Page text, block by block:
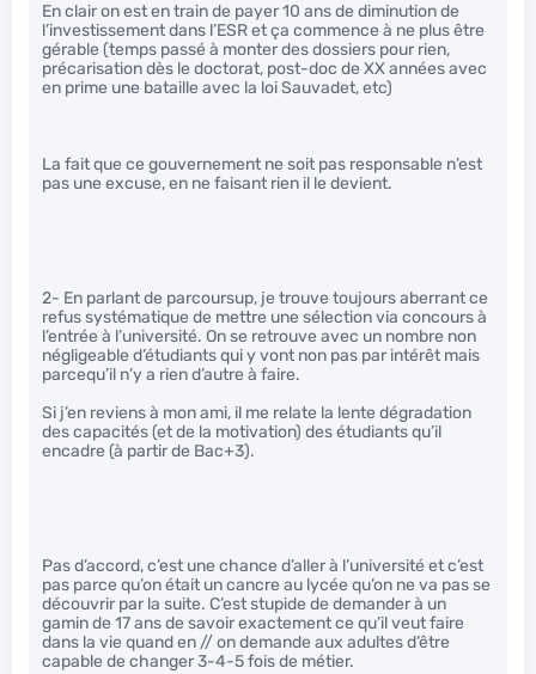
En clair on est en train de payer 10 ans de diminution de
l’investissement dans l’ESR et ça commence à ne plus être
gérable (temps passé à monter des dossiers pour rien,
précarisation dès le doctorat, post-doc de XX années avec
en prime une bataille avec la loi Sauvadet, etc)
La fait que ce gouvernement ne soit pas responsable n’est
pas une excuse, en ne faisant rien il le devient.
2- En parlant de parcoursup, je trouve toujours aberrant ce
refus systématique de mettre une sélection via concours à
l’entrée à l’université. On se retrouve avec un nombre non
négligeable d’étudiants qui y vont non pas par intérêt mais
parcequ’il n’y a rien d’autre à faire.
Si j’en reviens à mon ami, il me relate la lente dégradation
des capacités (et de la motivation) des étudiants qu’il
encadre (à partir de Bac+3).
Pas d’accord, c’est une chance d’aller à l’université et c’est
pas parce qu’on était un cancre au lycée qu’on ne va pas se
découvrir par la suite. C’est stupide de demander à un
gamin de 17 ans de savoir exactement ce qu’il veut faire
dans la vie quand en // on demande aux adultes d’être
capable de changer 3-4-5 fois de métier.